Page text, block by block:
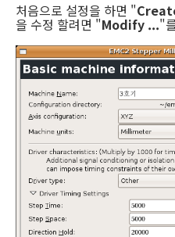
처음으로 설정을 하면 "
을 수정 할려면 "Modify ..."